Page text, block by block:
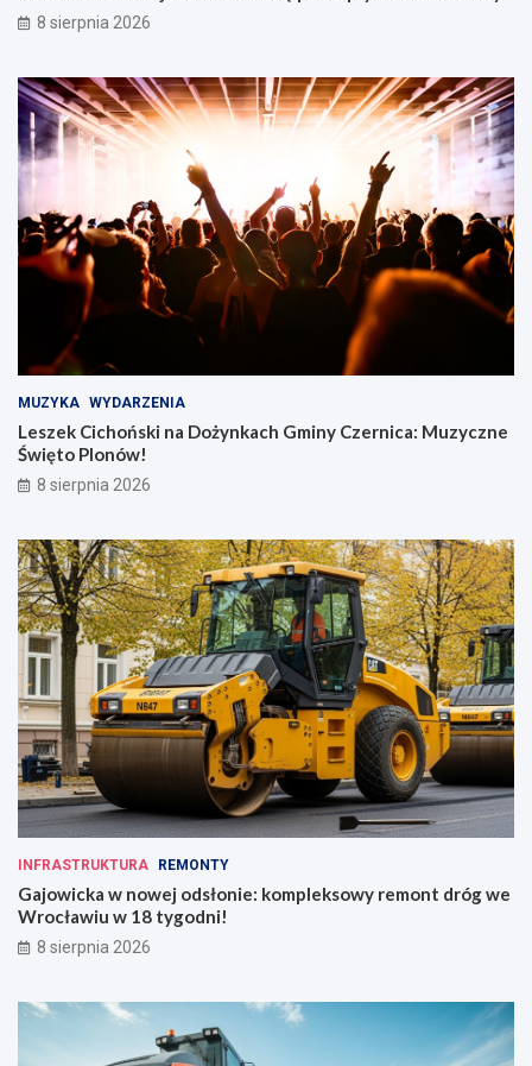
8 sierpnia 2026
MUZYKA WYDARZENIA
Leszek Cichoński na Dożynkach Gminy Czernica: Muzyczne
Święto Plonów!
8 sierpnia 2026
INFRASTRUKTURA REMONTY
Gajowicka w nowej odsłonie: kompleksowy remont dróg we
Wrocławiu w 18 tygodni!
8 sierpnia 2026